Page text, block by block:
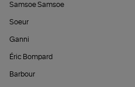
Samsoe Samsoe
Soeur
Ganni
Éric Bompard
Barbour